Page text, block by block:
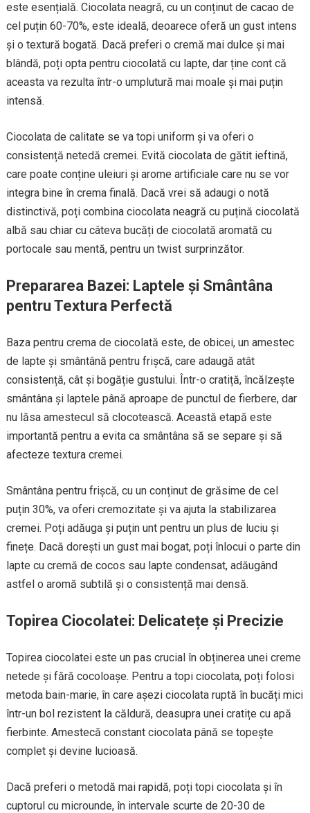
este esențială. Ciocolata neagră, cu un conținut de cacao de
cel puțin 60-70%, este ideală, deoarece oferă un gust intens
și o textură bogată. Dacă preferi o cremă mai dulce și mai
blândă, poți opta pentru ciocolată cu lapte, dar ține cont că
aceasta va rezulta într-o umplutură mai moale și mai puțin
intensă.
Ciocolata de calitate se va topi uniform și va oferi o
consistență netedă cremei. Evită ciocolata de gătit ieftină,
care poate conține uleiuri și arome artificiale care nu se vor
integra bine în crema finală. Dacă vrei să adaugi o notă
distinctivă, poți combina ciocolata neagră cu puțină ciocolată
albă sau chiar cu câteva bucăți de ciocolată aromată cu
portocale sau mentă, pentru un twist surprinzător.
Prepararea Bazei: Laptele și Smântâna
pentru Textura Perfectă
Baza pentru crema de ciocolată este, de obicei, un amestec
de lapte și smântână pentru frișcă, care adaugă atât
consistență, cât și bogăție gustului. Într-o cratiță, încălzește
smântâna și laptele până aproape de punctul de fierbere, dar
nu lăsa amestecul să clocotească. Această etapă este
importantă pentru a evita ca smântâna să se separe și să
afecteze textura cremei.
Smântâna pentru frișcă, cu un conținut de grăsime de cel
puțin 30%, va oferi cremozitate și va ajuta la stabilizarea
cremei. Poți adăuga și puțin unt pentru un plus de luciu și
finețe. Dacă dorești un gust mai bogat, poți înlocui o parte din
lapte cu cremă de cocos sau lapte condensat, adăugând
astfel o aromă subtilă și o consistență mai densă.
Topirea Ciocolatei: Delicatețe și Precizie
Topirea ciocolatei este un pas crucial în obținerea unei creme
netede și fără cocoloașe. Pentru a topi ciocolata, poți folosi
metoda bain-marie, în care așezi ciocolata ruptă în bucăți mici
într-un bol rezistent la căldură, deasupra unei cratițe cu apă
fierbinte. Amestecă constant ciocolata până se topește
complet și devine lucioasă.
Dacă preferi o metodă mai rapidă, poți topi ciocolata și în
cuptorul cu microunde, în intervale scurte de 20-30 de